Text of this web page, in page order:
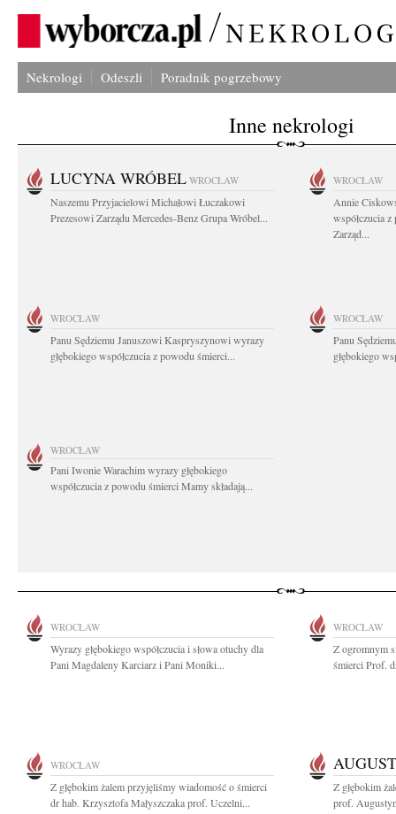
Nekrologi Odeszli Poradnik pogrzebowy
Inne nekrologi
LUCYNA WRÓBEL WROCŁAW
Naszemu Przyjacielowi Michałowi Łuczakowi
Prezesowi Zarządu Mercedes-Benz Grupa Wróbel...
WROCŁAW
Annie
współczucia
Zarząd...
WROCŁAW
Panu Sędziemu Januszowi Kaspryszynowi wyrazy
głębokiego współczucia z powodu śmierci...
WROCŁAW
Panu
głębokiego
WROCŁAW
Pani Iwonie Warachim wyrazy głębokiego
współczucia z powodu śmierci Mamy składają...
WROCŁAW
Wyrazy głębokiego współczucia i słowa otuchy dla
Pani Magdaleny Karciarz i Pani Moniki...
WROCŁAW
Z ogromnym
śmierci Prof.
WROCŁAW
Z głębokim żalem przyjęliśmy wiadomość o śmierci
dr hab. Krzysztofa Małyszczaka prof. Uczelni...
Z głębokim
prof.